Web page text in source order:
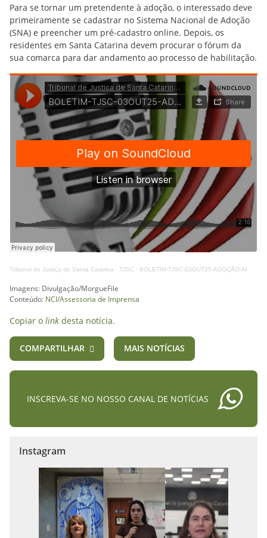
Para se tornar um pretendente à adoção, o interessado deve
primeiramente se cadastrar no Sistema Nacional de Adoção
(SNA) e preencher um pré-cadastro online. Depois, os
residentes em Santa Catarina devem procurar o fórum da
sua comarca para dar andamento ao processo de habilitação.
Tribunal de Justiça de Santa Catarina - TJSC · BOLETIM-TJSC-03OUT25-ADOÇÃO-AI
Imagens: Divulgação/MorgueFile
Conteúdo: NCI/Assessoria de Imprensa
Copiar o link desta notícia.
COMPARTILHAR MAIS NOTÍCIAS
INSCREVA-SE NO NOSSO CANAL DE NOTÍCIAS
Instagram